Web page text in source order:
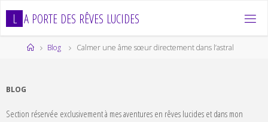
L A PORTE DES RÊVES LUCIDES
HomeBlog Calmer une âme sœur directement dans l’astral
BLOG
Section réservée exclusivement à mes aventures en rêves lucides et dans mon